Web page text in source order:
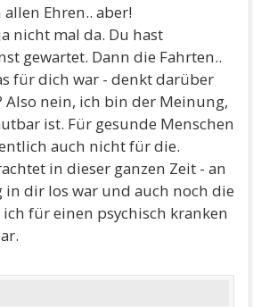
Ehren.. aber!
nicht mal da. Du hast
gewartet. Dann die Fahrten..
für dich war - denkt darüber
Also nein, ich bin der Meinung,
ist. Für gesunde Menschen
auch nicht für die.
in dieser ganzen Zeit - an
in dir los war und auch noch die
für einen psychisch kranken